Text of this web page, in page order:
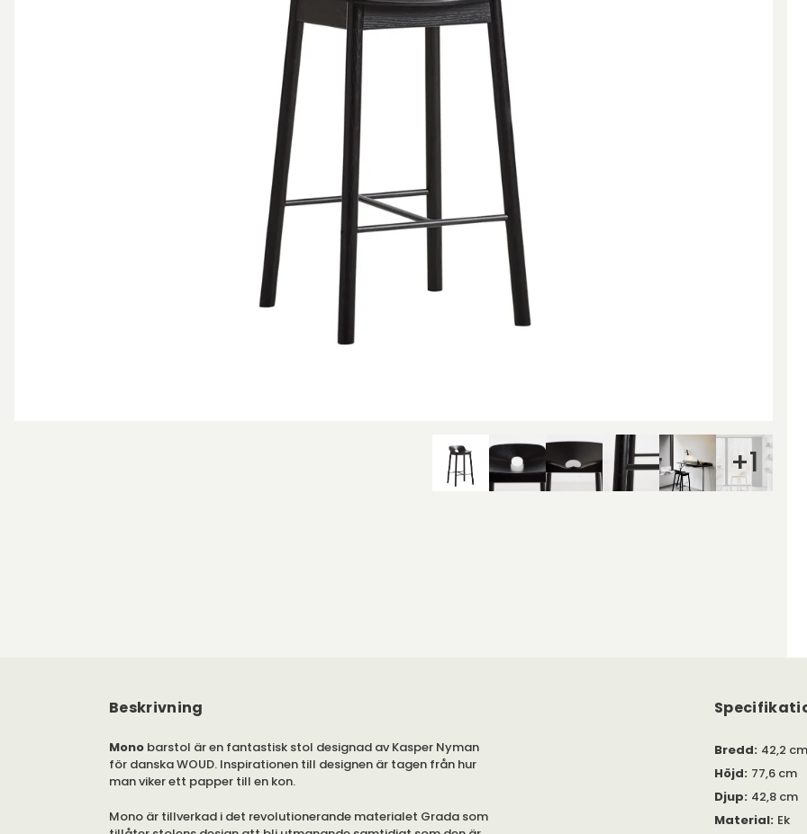
+1
Beskrivning
Mono barstol är en fantastisk stol designad av Kasper Nyman
för danska WOUD. Inspirationen till designen är tagen från hur
man viker ett papper till en kon.
Mono är tillverkad i det revolutionerande materialet Grada som
Bredd: 42,2 cm
Höjd: 77,6 cm
Djup: 42,8 cm
Material: Ek